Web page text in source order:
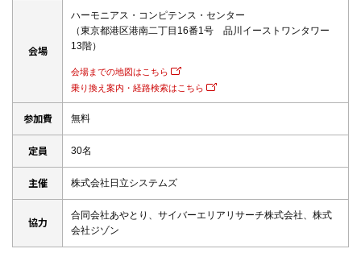
会場
ハーモニアス・コンピテンス・センター
（東京都港区港南二丁目16番1号 品川イーストワンタワー
13階）
会場までの地図はこちら
乗り換え案内・経路検索はこちら
参加費 無料
定員 30名
主催 株式会社日立システムズ
協力
合同会社あやとり、サイバーエリアリサーチ株式会社、株式
会社ジゾン